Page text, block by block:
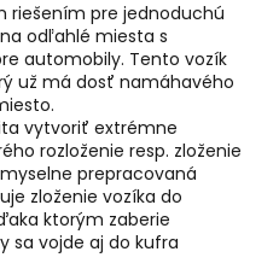
riešením pre jednoduchú
odľahlé miesta s
automobily. Tento vozík
už má dosť namáhavého
vytvoriť extrémne
rozloženie resp. zloženie
prepracovaná
zloženie vozíka do
ktorým zaberie
sa vojde aj do kufra